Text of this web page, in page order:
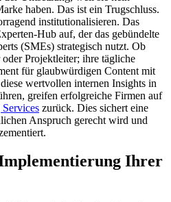
haben. Das ist ein Trugschluss.
institutionalisieren. Das
Hub auf, der das gebündelte
(SMEs) strategisch nutzt. Ob
Projektleiter; ihre tägliche
für glaubwürdigen Content mit
wertvollen internen Insights in
greifen erfolgreiche Firmen auf
zurück. Dies sichert eine
Anspruch gerecht wird und
Ihrer